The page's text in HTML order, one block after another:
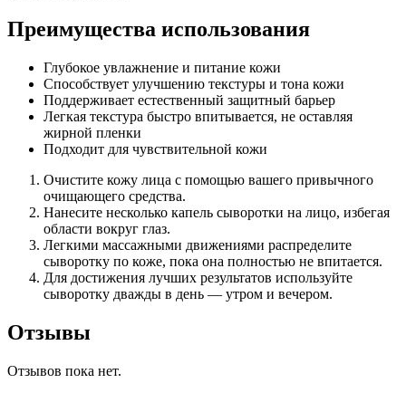
Преимущества использования
Глубокое увлажнение и питание кожи
Способствует улучшению текстуры и тона кожи
Поддерживает естественный защитный барьер
Легкая текстура быстро впитывается, не оставляя
жирной пленки
Подходит для чувствительной кожи
Очистите кожу лица с помощью вашего привычного
очищающего средства.
Нанесите несколько капель сыворотки на лицо, избегая
области вокруг глаз.
Легкими массажными движениями распределите
сыворотку по коже, пока она полностью не впитается.
Для достижения лучших результатов используйте
сыворотку дважды в день — утром и вечером.
Отзывы
Отзывов пока нет.